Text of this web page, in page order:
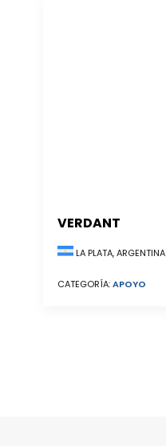
VERDANT
LA PLATA, ARGENTINA
CATEGORÍA:APOYO